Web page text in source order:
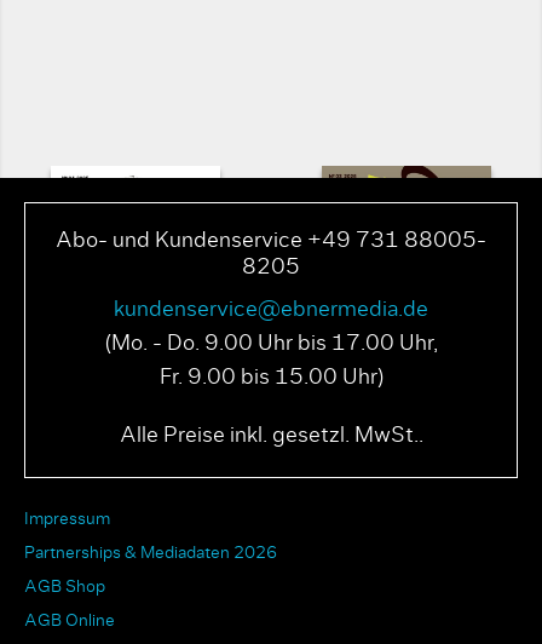
Abo- und Kundenservice +49 731 88005-
8205
kundenservice@ebnermedia.de
(Mo. - Do. 9.00 Uhr bis 17.00 Uhr,
Fr. 9.00 bis 15.00 Uhr)
Alle Preise inkl. gesetzl. MwSt..
Impressum
Partnerships & Mediadaten 2026
AGB Shop
AGB Online